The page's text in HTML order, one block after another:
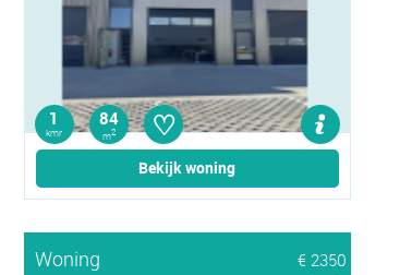
1
kmr
84
m2 ♡
Bekijk woning
Woning
€ 2350